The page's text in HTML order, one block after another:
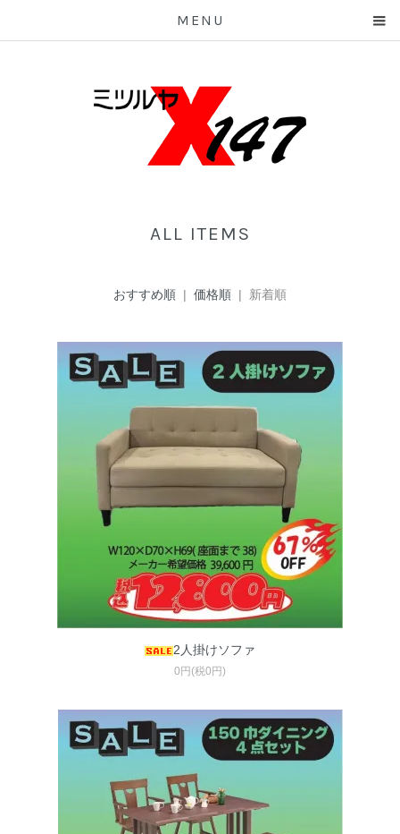
MENU
ALL ITEMS
おすすめ順 | 価格順 | 新着順
2人掛けソファ
0円(税0円)